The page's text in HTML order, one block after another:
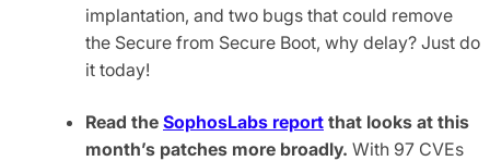
implantation, and two bugs that could remove
the Secure from Secure Boot, why delay? Just do
it today!
Read the SophosLabs report that looks at this
month’s patches more broadly. With 97 CVEs